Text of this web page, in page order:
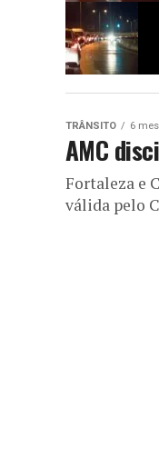
TRÂNSITO 6
AMC
Fortaleza e
válida pelo